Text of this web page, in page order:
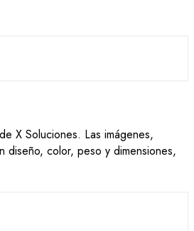
X Soluciones. Las imágenes,
diseño, color, peso y dimensiones,